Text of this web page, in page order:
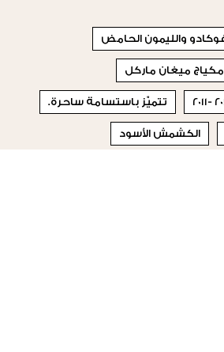
والليمون الحامض
مكياج ميغان ماركل
تتميّز باستسامة ساحرة.
الكشمش الأسود